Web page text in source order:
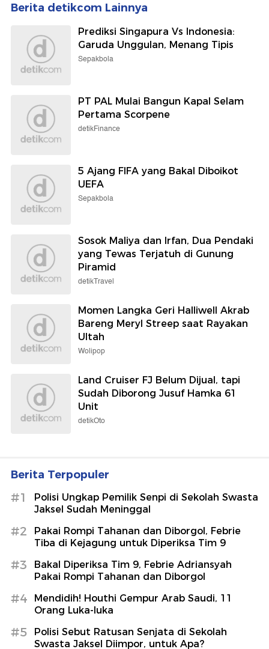
Berita detikcom Lainnya
Prediksi Singapura Vs Indonesia:
Garuda Unggulan, Menang Tipis
Sepakbola
PT PAL Mulai Bangun Kapal Selam
Pertama Scorpene
detikFinance
5 Ajang FIFA yang Bakal Diboikot
UEFA
Sepakbola
Sosok Maliya dan Irfan, Dua Pendaki
yang Tewas Terjatuh di Gunung
Piramid
detikTravel
Momen Langka Geri Halliwell Akrab
Bareng Meryl Streep saat Rayakan
Ultah
Wolipop
Land Cruiser FJ Belum Dijual, tapi
Sudah Diborong Jusuf Hamka 61
Unit
detikOto
Berita Terpopuler
#1
Polisi Ungkap Pemilik Senpi di Sekolah Swasta
Jaksel Sudah Meninggal
#2
Pakai Rompi Tahanan dan Diborgol, Febrie
Tiba di Kejagung untuk Diperiksa Tim 9
#3
Bakal Diperiksa Tim 9, Febrie Adriansyah
Pakai Rompi Tahanan dan Diborgol
#4
Mendidih! Houthi Gempur Arab Saudi, 11
Orang Luka-luka
#5
Polisi Sebut Ratusan Senjata di Sekolah
Swasta Jaksel Diimpor, untuk Apa?